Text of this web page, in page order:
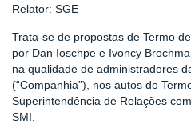
Relator: SGE
Trata-se de propostas de Termo
por Dan Ioschpe e Ivoncy
na qualidade de administradores
(“Companhia”), nos autos do
Superintendência de Relações
SMI.